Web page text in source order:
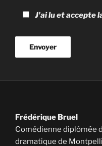
J'ai lu et accepte
Frédérique Bruel
Comédienne diplômée
dramatique de